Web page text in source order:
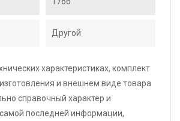
Другой
характеристиках, комплект
и внешнем виде товара
справочный характер и
последней информации,